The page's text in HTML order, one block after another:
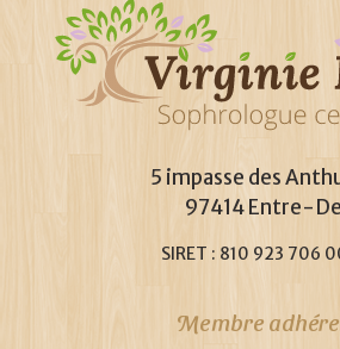
5 impasse des
97414 Entre-
SIRET : 810 923 706
Membre